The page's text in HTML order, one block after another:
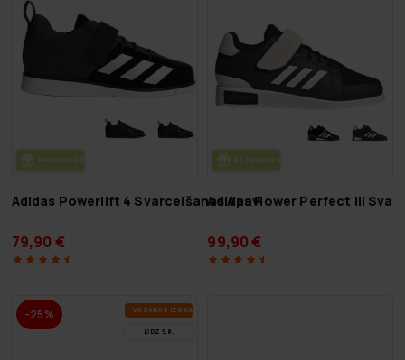
BEZ­MAK­SAS PIE­GĀ­DE
Adidas Powerlift 4 Svarcelšanas Apavi
79,90 €
BEZ­MAK­SAS PIE­GĀ­DE
Adidas Power Perfect III
99,90 €
-25% VA­SA­RAS IZ­SKA­ŅA
LĪDZ 9.8.